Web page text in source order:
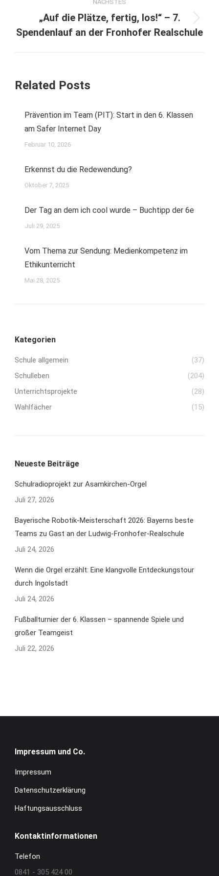
NÄCHSTES
Nächster
Beitrag:
„Auf die Plätze, fertig, los!“ – 7.
Spendenlauf an der Fronhofer Realschule
Related Posts
Prävention im Team (PIT): Start in den 6. Klassen
am Safer Internet Day
Februar 10, 2026
Erkennst du die Redewendung?
Oktober 7, 2025
Der Tag an dem ich cool wurde – Buchtipp der 6e
Juli 29, 2025
Vom Thema zur Sendung: Medienkompetenz im
Ethikunterricht
Mai 28, 2025
Kategorien
Schule allgemein
(37)
Schulleben
(204)
Unterrichtsprojekte
(28)
Wahlfächer
(15)
Neueste Beiträge
Schulradioprojekt zur Asamkirchen-Orgel
Juli 27, 2026
Bayerische Robotik-Meisterschaft 2026: Bayerns beste
Teams zu Gast an der Ludwig-Fronhofer-Realschule
Juli 24, 2026
Wenn die Orgel erzählt: Eine klangvolle Entdeckungstour
durch Ingolstadt
Juli 24, 2026
Fußballturnier der 6. Klassen – spannende Spiele und
großer Teamgeist
Juli 22, 2026
Impressum und Co.
Impressum
Datenschutzerklärung
Haftungsausschluss
Kontaktinformationen
Telefon
0841 - 305 424 00